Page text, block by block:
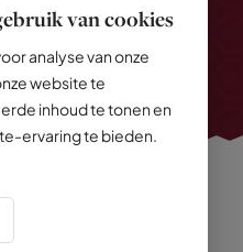
van cookies
analyse van onze
website te
inhoud te tonen en
ervaring te bieden.